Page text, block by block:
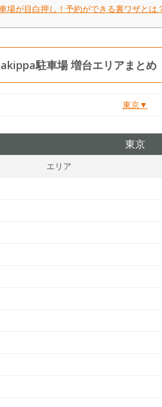
場が目白押し！予約ができる裏ワザとは
akippa駐車場 増台エリアまとめ
東京▼
東京
エリア